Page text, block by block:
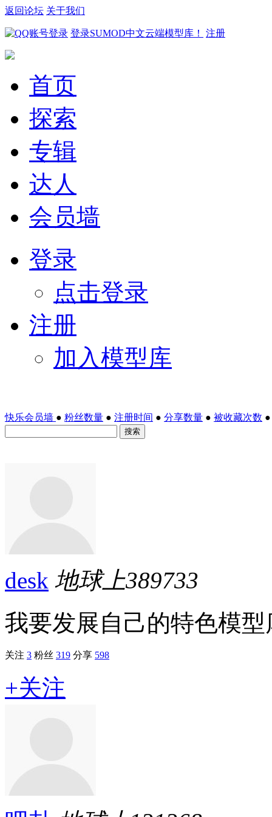
返回论坛 关于我们
登录SUMOD中文云端模型库！ 注册
首页
探索
专辑
达人
会员墙
登录
点击登录
注册
加入模型库
快乐会员墙 ● 粉丝数量 ● 注册时间 ● 分享数量 ● 被收藏次数 ●
搜索
desk 地球上389733
我要发展自己的特色模型
关注 3 粉丝 319 分享 598
+关注